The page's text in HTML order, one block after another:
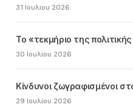
31 Ιουλίου 2026
Το «τεκμήριο της
30 Ιουλίου 2026
Κίνδυνοι ζωγραφισμένοι
29 Ιουλίου 2026